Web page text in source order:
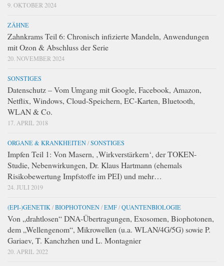
9. OKTOBER 2024
ZÄHNE
Zahnkrams Teil 6: Chronisch infizierte Mandeln, Anwendungen
mit Ozon & Abschluss der Serie
20. NOVEMBER 2024
SONSTIGES
Datenschutz – Vom Umgang mit Google, Facebook, Amazon,
Netflix, Windows, Cloud-Speichern, EC-Karten, Bluetooth,
WLAN & Co.
17. APRIL 2018
ORGANE & KRANKHEITEN/SONSTIGES
Impfen Teil 1: Von Masern, ‚Wirkverstärkern‘, der TOKEN-
Studie, Nebenwirkungen, Dr. Klaus Hartmann (ehemals
Risikobewertung Impfstoffe im PEI) und mehr…
24. JULI 2019
(EPI-)GENETIK /BIOPHOTONEN/EMF/QUANTENBIOLOGIE
Von „drahtlosen“ DNA-Übertragungen, Exosomen, Biophotonen,
dem „Wellengenom“, Mikrowellen (u.a. WLAN/4G/5G) sowie P.
Gariaev, T. Kanchzhen und L. Montagnier
20. APRIL 2022